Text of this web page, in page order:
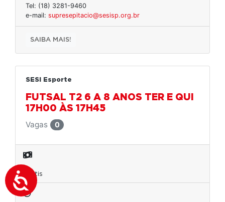
Tel: (18) 3281-9460
e-mail: supresepitacio@sesisp.org.br
SAIBA MAIS!
SESI Esporte
FUTSAL T2 6 A 8 ANOS TER E QUI
17H00 ÀS 17H45
Vagas
0
Grátis